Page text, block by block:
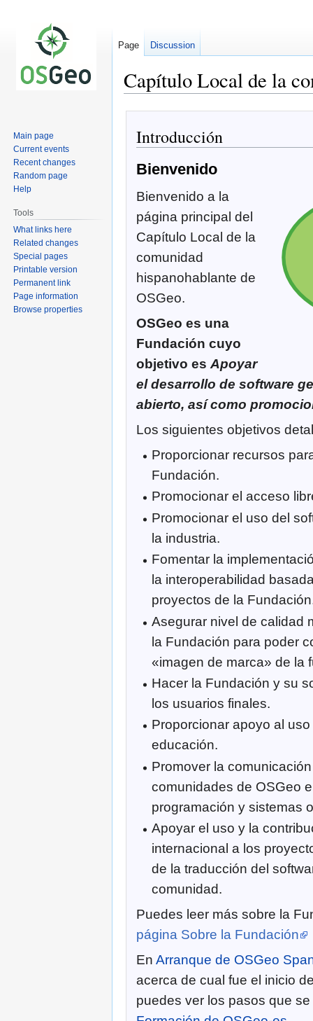
Capítulo Local de la
Jump
navigation
Jump
search
Introducción
Bienvenido
Bienvenido a la
página principal del
Capítulo Local de la
comunidad
hispanohablante de
OSGeo.
OSGeo es una
Fundación cuyo
objetivo es Apoyar
el desarrollo de software
abierto, así como
Los siguientes objetivos
Proporcionar recursos
Fundación.
Promocionar el acceso
Promocionar el uso del
la industria.
Fomentar la
la interoperabilidad
proyectos de la
Asegurar nivel de calidad
la Fundación para poder
«imagen de marca» de la
Hacer la Fundación y su
los usuarios finales.
Proporcionar apoyo al
educación.
Promover la
comunidades de OSGeo
programación y sistemas
Apoyar el uso y la
internacional a los
de la traducción del
comunidad.
Puedes leer más sobre la
página Sobre la Fundación
En Arranque de OSGeo
acerca de cual fue el inicio
puedes ver los pasos que
Page Discussion
Main page
Current events
Recent changes
Random page
Help
Tools
What links here
Related changes
Special pages
Printable version
Permanent link
Page information
Browse properties